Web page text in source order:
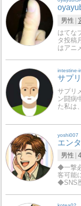
男性
はてな
タ投稿
はアニ
intestine-
サプ
サプリ
ン闘病
た私は
yoshi007
エン
男性
◆一撃
客可能
◆SNS